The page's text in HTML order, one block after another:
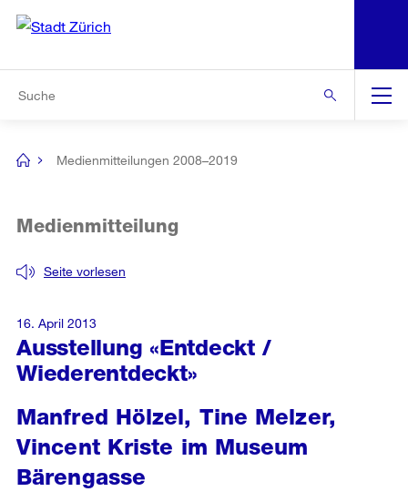
Navigation
[no
Medienmitteilungen 2008–2019
Ausstellung «Entdeckt /
Wiederentdeckt»
Seite vorlesen
Medienmitteilung
Manfred Hölzel, Tine Melzer,
Vincent Kriste im Museum
Bärengasse
16. April 2013